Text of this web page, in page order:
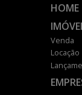
HOME
Venda
Locação